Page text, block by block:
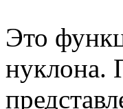
Это
нуклона.